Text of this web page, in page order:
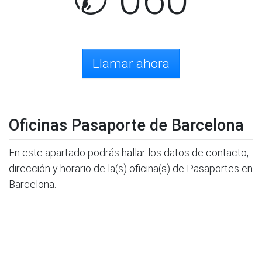
Llamar ahora
Oficinas Pasaporte de Barcelona
En este apartado podrás hallar los datos de contacto,
dirección y horario de la(s) oficina(s) de Pasaportes en
Barcelona.